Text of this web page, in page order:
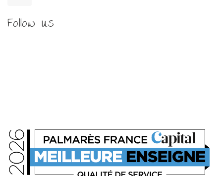
Follow us